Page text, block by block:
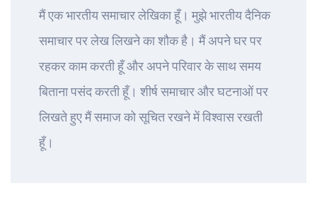
मैं एक भारतीय समाचार लेखिका हूँ। मुझे भारतीय दैनिक
समाचार पर लेख लिखने का शौक है। मैं अपने घर पर
रहकर काम करती हूँ और अपने परिवार के साथ समय
बिताना पसंद करती हूँ। शीर्ष समाचार और घटनाओं पर
लिखते हुए मैं समाज को सूचित रखने में विश्वास रखती
हूँ।